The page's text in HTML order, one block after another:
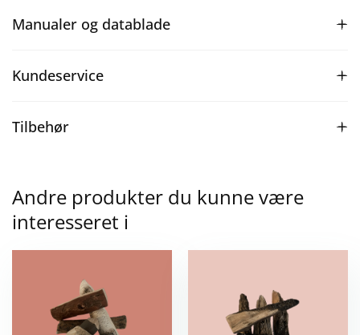
Manualer og datablade
Kundeservice
Tilbehør
Andre produkter du kunne være
interesseret i